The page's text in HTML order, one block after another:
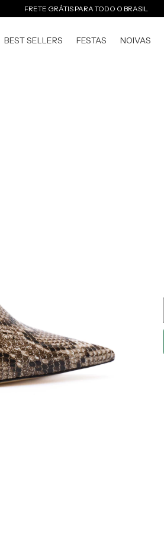
FRETE GRÁTIS PARA TODO O BRASIL
BEST SELLERS FESTAS NOIVAS